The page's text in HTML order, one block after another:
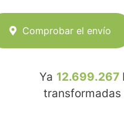
Comprobar el envío
Ya 12.699.267
transformadas